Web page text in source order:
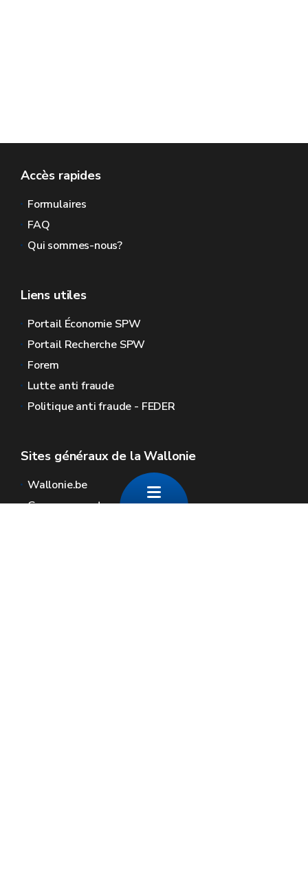
Accès rapides
Formulaires
FAQ
Qui sommes-nous?
Liens utiles
Portail Économie SPW
Portail Recherche SPW
Forem
Lutte anti fraude
Politique anti fraude - FEDER
Sites généraux de la Wallonie
Wallonie.be
Gouvernement wallon